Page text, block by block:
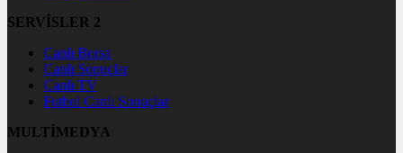
SERVİSLER 2
Canlı Borsa
Canlı Sonuçlar
Canlı TV
Futbol Canlı Sonuçlar
MULTİMEDYA